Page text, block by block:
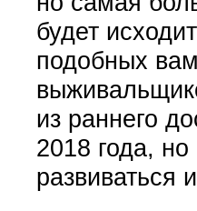
будет
подобных вам
из раннего
2018 года,
развиваться